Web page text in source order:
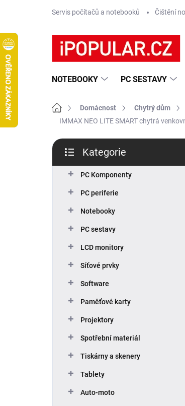
Servis počítačů a notebooků Čištění
NOTEBOOKY PC SESTAVY
Domů Domácnost Chytrý dům
IMMAX NEO LITE SMART chytrá
P
s
kategorie
Kategorie
PC Komponenty
PC periferie
Notebooky
PC sestavy
LCD monitory
Síťové prvky
Software
Paměťové karty
Projektory
Spotřební materiál
Tiskárny a skenery
Tablety
Auto-moto